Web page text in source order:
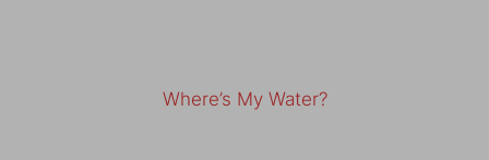
Where’s My Water?